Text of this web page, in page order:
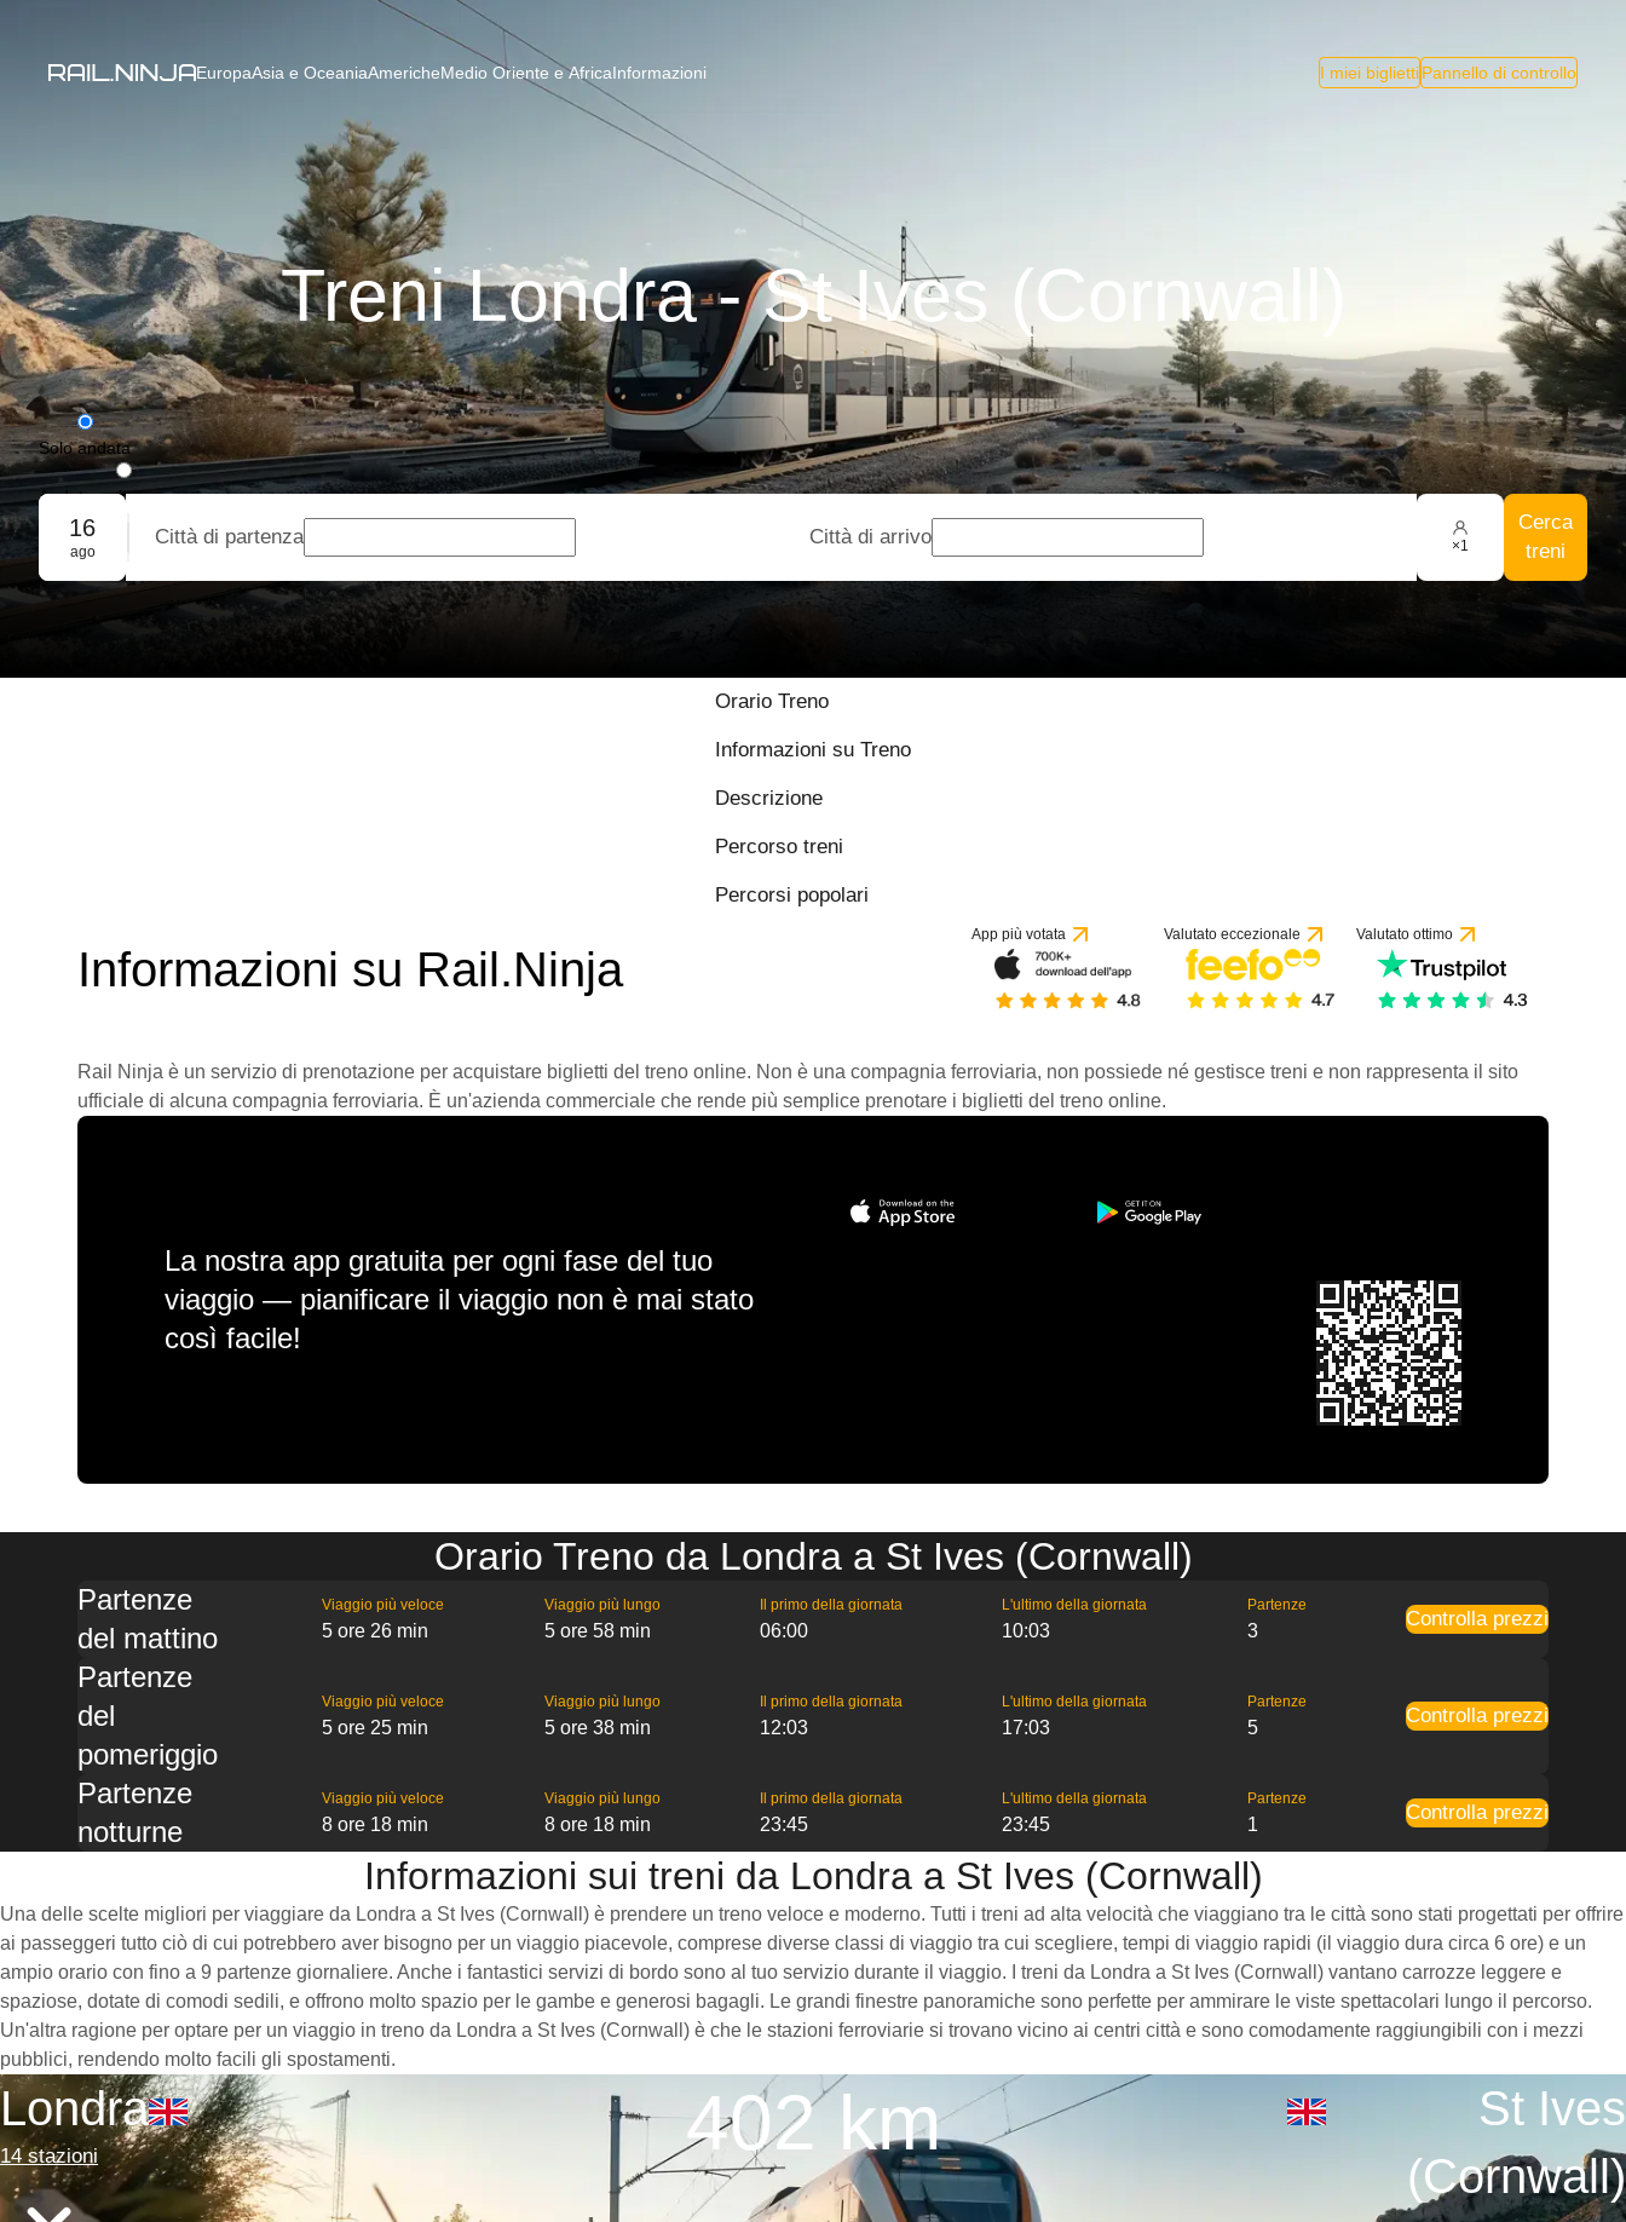
EuropaAsia e OceaniaAmericheMedio Oriente e AfricaInformazioni I miei bigliettiPannello di controllo
Treni Londra - St Ives (Cornwall)
Solo andata
Andata e ritorno
Prenotazione di gruppo
16
ago
Città di partenza Città di arrivo ×1
Cerca
treni
Orario Treno
Informazioni su Treno
Descrizione
Percorso treni
Percorsi popolari
Informazioni su Rail.Ninja
App più votata Valutato eccezionale Valutato ottimo
Rail Ninja è un servizio di prenotazione per acquistare biglietti del treno online. Non è una compagnia ferroviaria, non possiede né gestisce treni e non rappresenta il sito
ufficiale di alcuna compagnia ferroviaria. È un'azienda commerciale che rende più semplice prenotare i biglietti del treno online.
La nostra app gratuita per ogni fase del tuo
viaggio — pianificare il viaggio non è mai stato
così facile!
Orario Treno da Londra a St Ives (Cornwall)
Partenze
del mattino
Viaggio più veloce
5 ore 26 min
Viaggio più lungo
5 ore 58 min
Il primo della giornata
06:00
L'ultimo della giornata
10:03
Partenze
3
Controlla prezzi
Partenze
del
pomeriggio
Viaggio più veloce
5 ore 25 min
Viaggio più lungo
5 ore 38 min
Il primo della giornata
12:03
L'ultimo della giornata
17:03
Partenze
5
Controlla prezzi
Partenze
notturne
Viaggio più veloce
8 ore 18 min
Viaggio più lungo
8 ore 18 min
Il primo della giornata
23:45
L'ultimo della giornata
23:45
Partenze
1
Controlla prezzi
Informazioni sui treni da Londra a St Ives (Cornwall)
Una delle scelte migliori per viaggiare da Londra a St Ives (Cornwall) è prendere un treno veloce e moderno. Tutti i treni ad alta velocità che viaggiano tra le città sono stati progettati per offrire
ai passeggeri tutto ciò di cui potrebbero aver bisogno per un viaggio piacevole, comprese diverse classi di viaggio tra cui scegliere, tempi di viaggio rapidi (il viaggio dura circa 6 ore) e un
ampio orario con fino a 9 partenze giornaliere. Anche i fantastici servizi di bordo sono al tuo servizio durante il viaggio. I treni da Londra a St Ives (Cornwall) vantano carrozze leggere e
spaziose, dotate di comodi sedili, e offrono molto spazio per le gambe e generosi bagagli. Le grandi finestre panoramiche sono perfette per ammirare le viste spettacolari lungo il percorso.
Un'altra ragione per optare per un viaggio in treno da Londra a St Ives (Cornwall) è che le stazioni ferroviarie si trovano vicino ai centri città e sono comodamente raggiungibili con i mezzi
pubblici, rendendo molto facili gli spostamenti.
Londra
14 stazioni 402 km
St Ives
(Cornwall)